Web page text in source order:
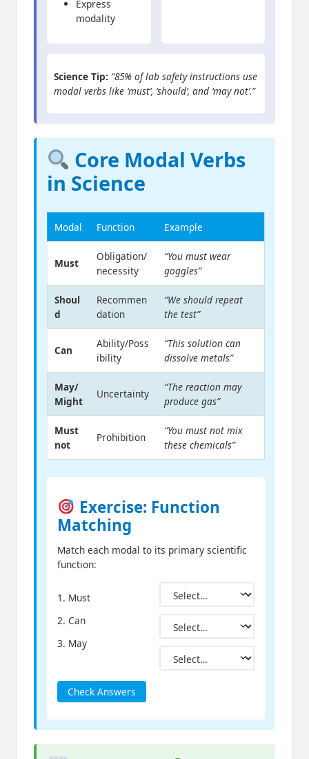
Express
modality
Science Tip: “85% of lab safety instructions use
modal verbs like ‘must’, ‘should’, and ‘may not’.”
Core Modal Verbs
in Science
Modal Function Example
Must
Obligation/
necessity
“You must wear
goggles”
Shoul
d
Recommen
dation
“We should repeat
the test”
Can
Ability/Poss
ibility
“This solution can
dissolve metals”
May/
Might
Uncertainty
“The reaction may
produce gas”
Must
not
Prohibition
“You must not mix
these chemicals”
Exercise: Function
Matching
Match each modal to its primary scientific
function:
1. Must
2. Can
3. May
Check Answers